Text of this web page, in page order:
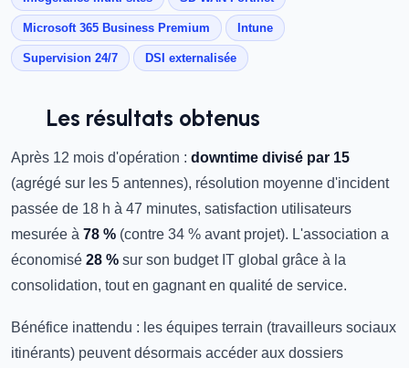
Microsoft 365 Business Premium Intune
Supervision 24/7 DSI externalisée
Les résultats obtenus
Après 12 mois d'opération : downtime divisé par 15
(agrégé sur les 5 antennes), résolution moyenne d'incident
passée de 18 h à 47 minutes, satisfaction utilisateurs
mesurée à 78 % (contre 34 % avant projet). L'association a
économisé 28 % sur son budget IT global grâce à la
consolidation, tout en gagnant en qualité de service.
Bénéfice inattendu : les équipes terrain (travailleurs sociaux
itinérants) peuvent désormais accéder aux dossiers